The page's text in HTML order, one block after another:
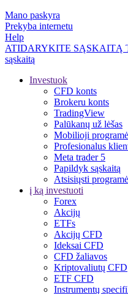
Mano paskyra
Prekyba internetu
Help
ATIDARYKITE SĄSKAITĄ
sąskaitą
Investuok
CFD konts
Brokeru konts
TradingView
Palūkanų už lėšas
Mobilioji
Profesionalus
Meta trader 5
Papildyk sąskaitą
Atsisiųsti
į ką investuoti
Forex
Akcijų
ETFs
Akcijų CFD
Ideksai CFD
CFD žaliavos
Kriptovaliutų CFD
ETF CFD
Instrumentų